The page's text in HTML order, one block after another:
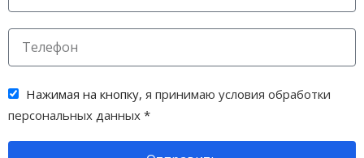
Нажимая на кнопку, я принимаю условия обработки
персональных данных *